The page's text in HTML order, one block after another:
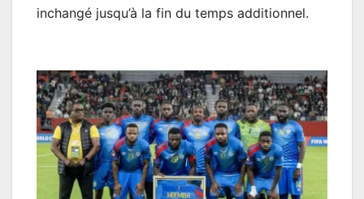
inchangé jusqu’à la fin du temps additionnel.